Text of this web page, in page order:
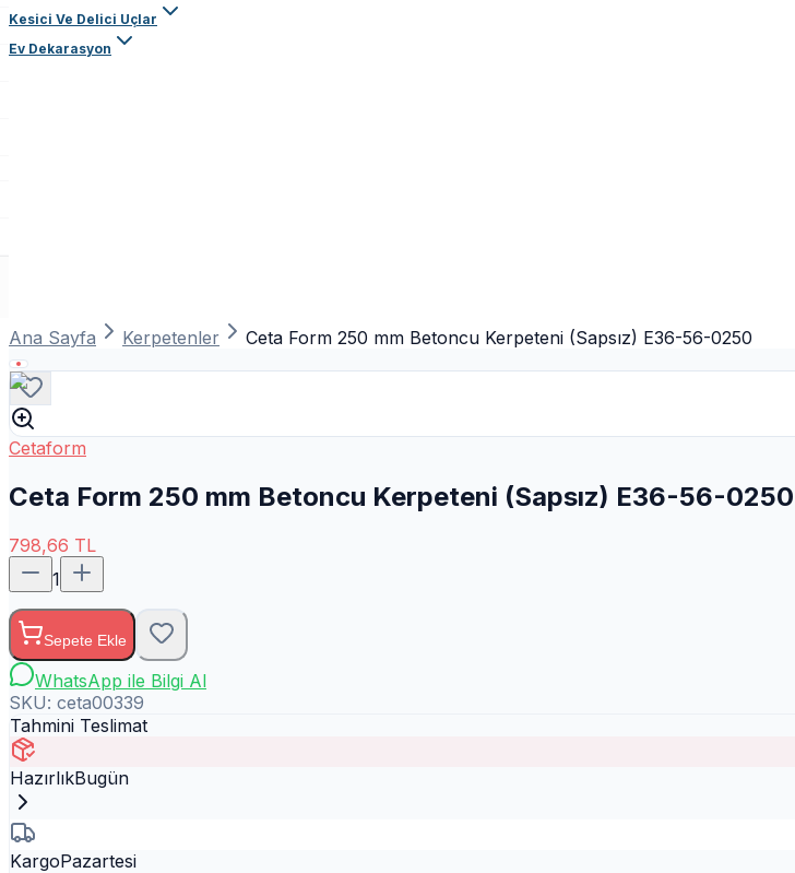
Kesici Ve Delici Uçlar
Ev Dekarasyon
Ana Sayfa Kerpetenler Ceta Form 250 mm Betoncu Kerpeteni (Sapsız) E36-56-0250
Cetaform
Ceta Form 250 mm Betoncu Kerpeteni (Sapsız) E36-56-0250
798,66 TL
1
Sepete Ekle
WhatsApp ile Bilgi Al
SKU: ceta00339
Tahmini Teslimat
HazırlıkBugün
KargoPazartesi